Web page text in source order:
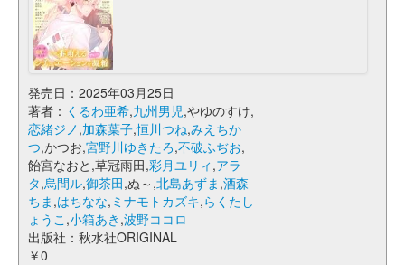
発売日：2025年03月25日
著者： くるわ亜希,九州男児,やゆのすけ,
恋緒ジノ ,加森葉子,恒川つね,みえちか
つ,かつお,宮野川ゆきたろ,不破ふぢお,
飴宮なおと,草冠雨田,彩月ユリィ ,アラ
タ,烏間ル,御茶田,ぬ～,北島あずま ,酒森
ちま ,はちなな, ミナモトカズキ,らくたし
ょうこ ,小箱あき ,波野ココロ
出版社：秋水社ORIGINAL
￥0